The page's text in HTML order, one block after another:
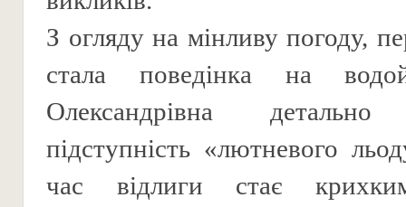
З огляду на мінливу погоду,
стала поведінка на
Олександрівна детально
підступність «лютневого
час відлиги стає